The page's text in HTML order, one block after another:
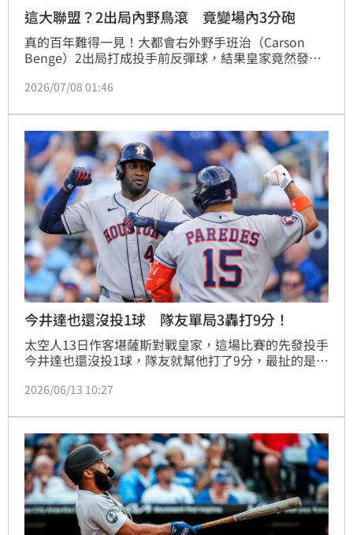
這大聯盟？2出局內野鳥滾 竟變場內3分砲
真的百年難得一見！大都會右外野手班治（Carson
Benge）2出局打成投手前反彈球，結果皇家竟然發生3
也遶過3個壘包回來得分，變成另類「場內3分砲」，雖
2026/07/08 01:46
今井達也還沒投1球 隊友單局3轟打9分！
太空人13日作客堪薩斯對戰皇家，這場比賽的先發投手
今井達也還沒投1球，隊友就幫他打了9分，最扯的是艾
進帳6分打點，寫下隊史紀錄。
2026/06/13 10:27